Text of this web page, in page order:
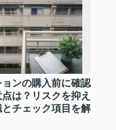
ンの購入前に確認
は？リスクを抑え
チェック項目を解